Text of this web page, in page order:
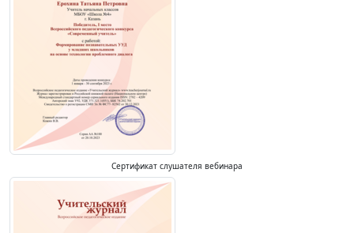
Сертификат слушателя вебинара